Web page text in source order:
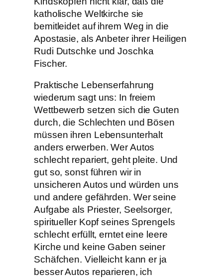
katholische Weltkirche sie
bemitleidet auf ihrem Weg in die
Apostasie, als Anbeter ihrer Heiligen
Rudi Dutschke und Joschka
Fischer.
Praktische Lebenserfahrung
wiederum sagt uns: In freiem
Wettbewerb setzen sich die Guten
durch, die Schlechten und Bösen
müssen ihren Lebensunterhalt
anders erwerben. Wer Autos
schlecht repariert, geht pleite. Und
gut so, sonst führen wir in
unsicheren Autos und würden uns
und andere gefährden. Wer seine
Aufgabe als Priester, Seelsorger,
spiritueller Kopf seines Sprengels
schlecht erfüllt, erntet eine leere
Kirche und keine Gaben seiner
Schäfchen. Vielleicht kann er ja
besser Autos reparieren, ich